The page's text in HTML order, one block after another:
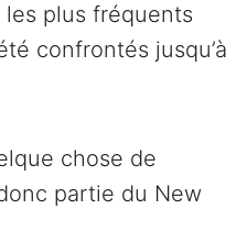
plus fréquents
confrontés jusqu’à
chose de
partie du New